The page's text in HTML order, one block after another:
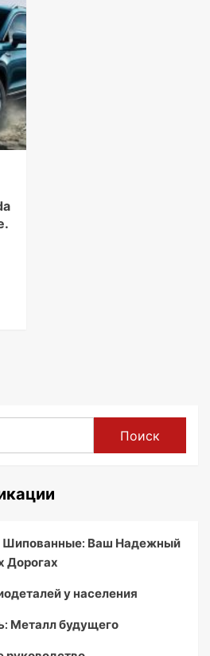
Поиск
Шипованные: Ваш Надежный
Дорогах
у населения
Металл будущего